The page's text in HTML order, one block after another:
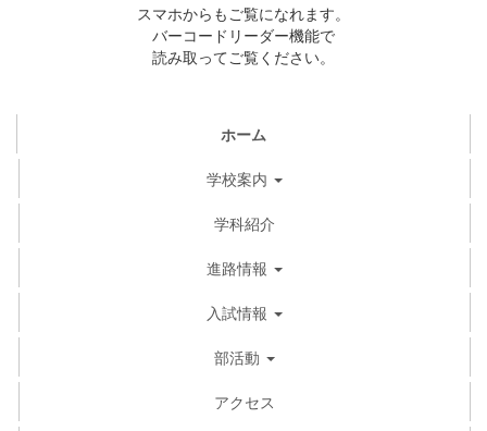
スマホからもご覧になれます。
バーコードリーダー機能で
読み取ってご覧ください。
ホーム
学校案内
学科紹介
進路情報
入試情報
部活動
アクセス